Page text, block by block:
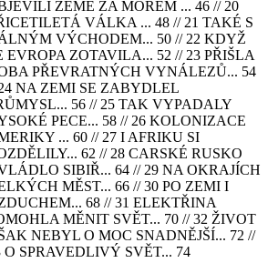
ZEMĚ ZA MOŘEM ... 46 // 20
VÁLKA ... 48 // 21 TAKÉ S
VÝCHODEM... 50 // 22 KDYŽ
EVROPA ZOTAVILA... 52 // 23 PŘIŠLA
PŘEVRATNÝCH VYNÁLEZŮ... 54
NA ZEMI SE ZABYDLEL
56 // 25 TAK VYPADALY
PECE... 58 // 26 KOLONIZACE
... 60 // 27 I AFRIKU SI
62 // 28 CARSKÉ RUSKO
SIBIŘ... 64 // 29 NA OKRAJÍCH
MĚST... 66 // 30 PO ZEMI I
68 // 31 ELEKTŘINA
MĚNIT SVĚT... 70 // 32 ŽIVOT
NEBYL O MOC SNADNĚJŠÍ... 72 //
O SPRAVEDLIVÝ SVĚT... 74